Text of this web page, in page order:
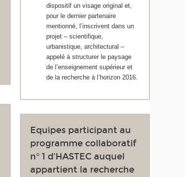
dispositif un visage original et,
pour le dernier partenaire
mentionné, l’inscrivent dans un
projet – scientifique,
urbanistique, architectural –
appelé à structurer le paysage
de l’enseignement supérieur et
de la recherche à l’horizon 2016.
Equipes participant au
programme collaboratif
n° 1 d’HASTEC auquel
appartient la recherche